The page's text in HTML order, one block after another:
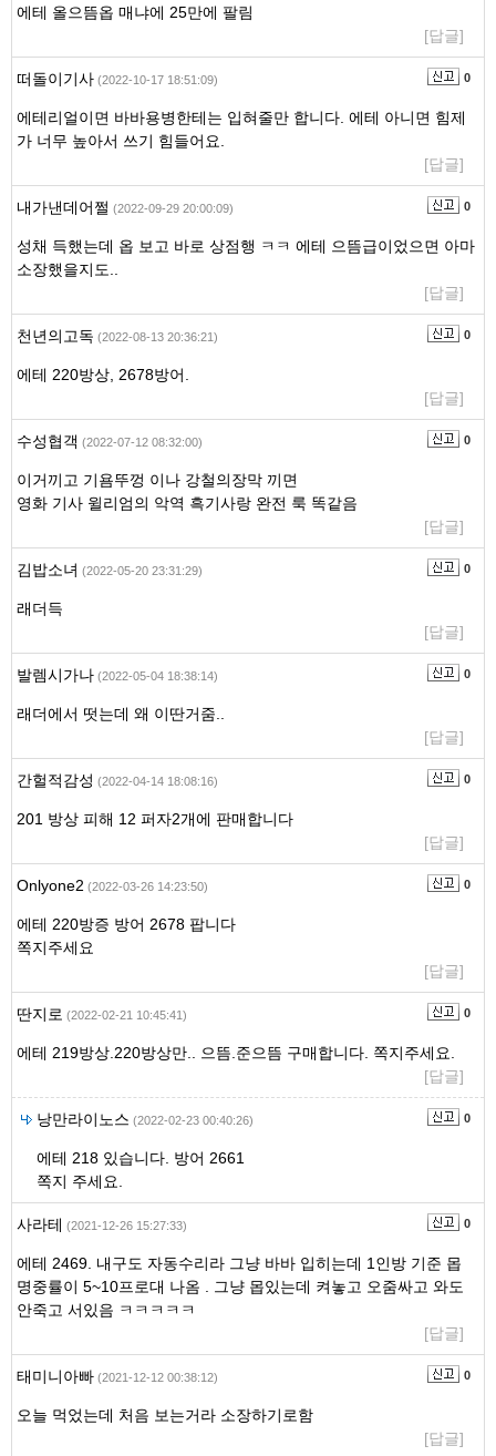
에테 올으뜸옵 매냐에 25만에 팔림
[답글]
떠돌이기사 (2022-10-17 18:51:09) 0
에테리얼이면 바바용병한테는 입혀줄만 합니다. 에테 아니면 힘제
가 너무 높아서 쓰기 힘들어요.
[답글]
내가낸데어쩔 (2022-09-29 20:00:09) 0
성채 득했는데 옵 보고 바로 상점행 ㅋㅋ 에테 으뜸급이었으면 아마
소장했을지도..
[답글]
천년의고독 (2022-08-13 20:36:21) 0
에테 220방상, 2678방어.
[답글]
수성협객 (2022-07-12 08:32:00) 0
이거끼고 기욤뚜껑 이나 강철의장막 끼면
영화 기사 윌리엄의 악역 흑기사랑 완전 룩 똑같음
[답글]
김밥소녀 (2022-05-20 23:31:29) 0
래더득
[답글]
발렘시가나 (2022-05-04 18:38:14) 0
래더에서 떳는데 왜 이딴거줌..
[답글]
간헐적감성 (2022-04-14 18:08:16) 0
201 방상 피해 12 퍼자2개에 판매합니다
[답글]
Onlyone2 (2022-03-26 14:23:50) 0
에테 220방증 방어 2678 팝니다
쪽지주세요
[답글]
딴지로 (2022-02-21 10:45:41) 0
에테 219방상.220방상만.. 으뜸.준으뜸 구매합니다. 쪽지주세요.
[답글]
낭만라이노스 (2022-02-23 00:40:26) 0
에테 218 있습니다. 방어 2661
쪽지 주세요.
사라테 (2021-12-26 15:27:33) 0
에테 2469. 내구도 자동수리라 그냥 바바 입히는데 1인방 기준 몹
명중률이 5~10프로대 나옴 . 그냥 몹있는데 켜놓고 오줌싸고 와도
안죽고 서있음 ㅋㅋㅋㅋㅋ
[답글]
태미니아빠 (2021-12-12 00:38:12) 0
오늘 먹었는데 처음 보는거라 소장하기로함
[답글]